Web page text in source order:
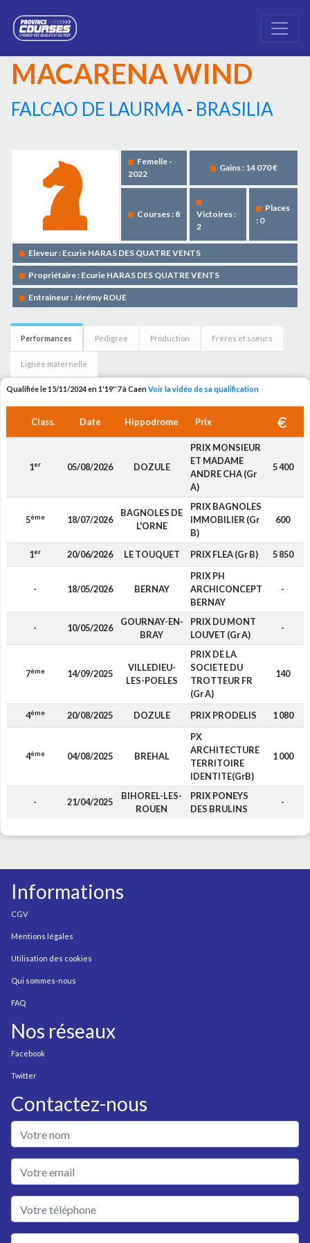
MACARENA WIND
FALCAO DE LAURMA - BRASILIA
Femelle -
2022
Gains : 14 070 €
Courses : 8
Victoires :
2
Places
: 0
Eleveur : Ecurie HARAS DES QUATRE VENTS
Propriétaire : Ecurie HARAS DES QUATRE VENTS
Entraîneur : Jérémy ROUE
Performances Pedigree Production Frères et soeurs
Lignée maternelle
Qualifiée le 15/11/2024 en 1'19''7 à CaenVoir la vidéo de sa qualification
Class. Date Hippodrome Prix
1er 05/08/2026 DOZULE
PRIX MONSIEUR
ET MADAME
ANDRE CHA (Gr
A)
5 400
5ème 18/07/2026
BAGNOLES DE
L'ORNE
PRIX BAGNOLES
IMMOBILIER (Gr
B)
600
1er 20/06/2026 LE TOUQUET PRIX FLEA (Gr B) 5 850
- 18/05/2026 BERNAY
PRIX PH
ARCHICONCEPT
BERNAY
-
- 10/05/2026
GOURNAY-EN-
BRAY
PRIX DU MONT
LOUVET (Gr A)
-
7ème 14/09/2025
VILLEDIEU-
LES-POELES
PRIX DE LA
SOCIETE DU
TROTTEUR FR
(Gr A)
140
4ème 20/08/2025 DOZULE PRIX PRODELIS 1 080
4ème 04/08/2025 BREHAL
PX
ARCHITECTURE
TERRITOIRE
IDENTITE(GrB)
1 000
- 21/04/2025
BIHOREL-LES-
ROUEN
PRIX PONEYS
DES BRULINS
-
Informations
CGV
Mentions légales
Utilisation des cookies
Qui sommes-nous
FAQ
Nos réseaux
Facebook
Twitter
Contactez-nous